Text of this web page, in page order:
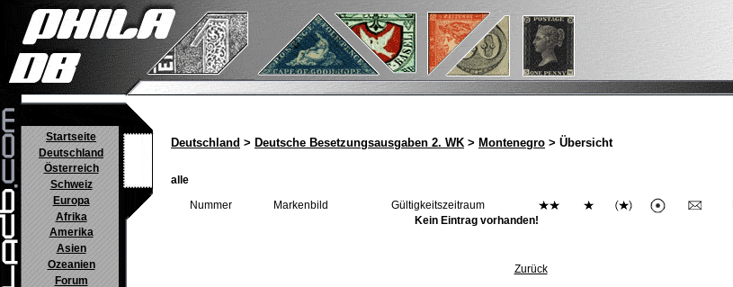
Startseite
Deutschland
Österreich
Schweiz
Europa
Afrika
Amerika
Asien
Ozeanien
Forum
Deutschland > Deutsche Besetzungsausgaben 2. WK > Montenegro > Übersicht
alle
Nummer Markenbild Gültigkeitszeitraum
Kein Eintrag vorhanden!
Zurück